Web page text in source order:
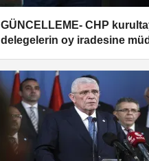
GÜNCELLEME- CHP
delegelerin oy iradesine
gözaltı